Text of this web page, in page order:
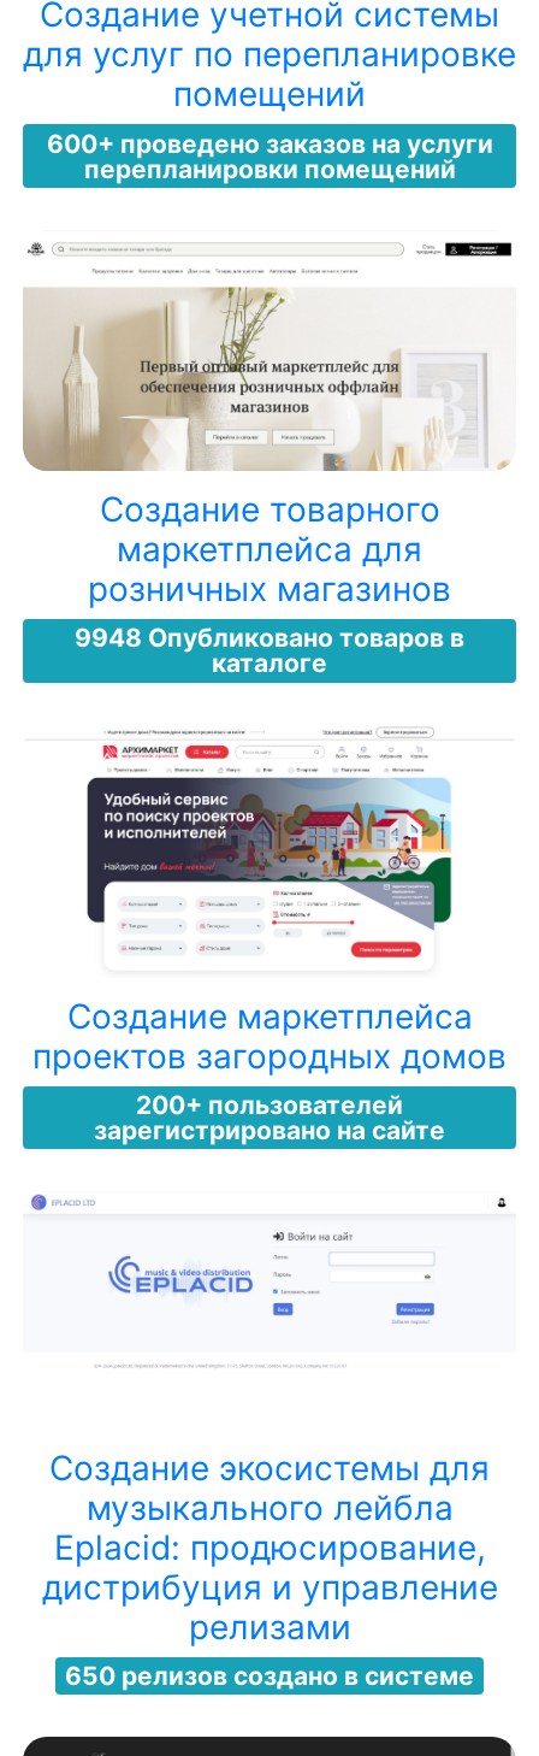
Создание учетной системы
для услуг по перепланировке
помещений
600+ проведено заказов на услуги
перепланировки помещений
Создание товарного
маркетплейса для
розничных магазинов
9948 Опубликовано товаров в
каталоге
Создание маркетплейса
проектов загородных домов
200+ пользователей
зарегистрировано на сайте
Создание экосистемы для
музыкального лейбла
Eplacid: продюсирование,
дистрибуция и управление
релизами
650 релизов создано в системе